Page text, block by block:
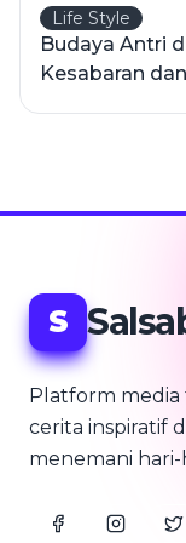
Life Style
Budaya Antri
Kesabaran
S
Platform
cerita inspiratif
menemani